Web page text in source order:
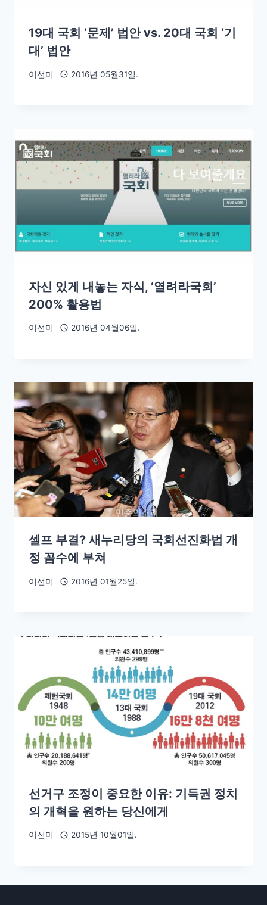
19대 국회 ‘문제’ 법안 vs. 20대 국회 ‘기
대’ 법안
이선미 2016년 05월31일.
자신 있게 내놓는 자식, ‘열려라국회’
200% 활용법
이선미 2016년 04월06일.
셀프 부결? 새누리당의 국회선진화법 개
정 꼼수에 부쳐
이선미 2016년 01월25일.
선거구 조정이 중요한 이유: 기득권 정치
의 개혁을 원하는 당신에게
이선미 2015년 10월01일.